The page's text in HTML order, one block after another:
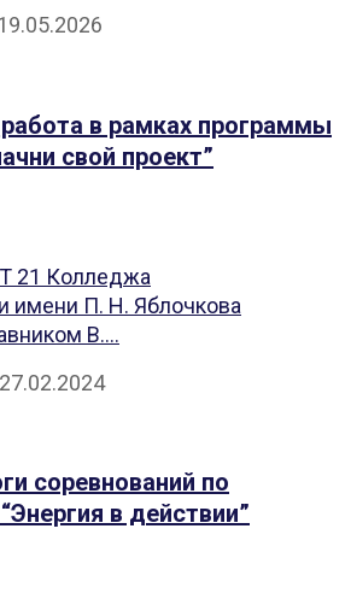
в рамках программы
свой проект”
21 Колледжа
имени П. Н. Яблочкова
В....
27.02.2024
соревнований по
в действии”